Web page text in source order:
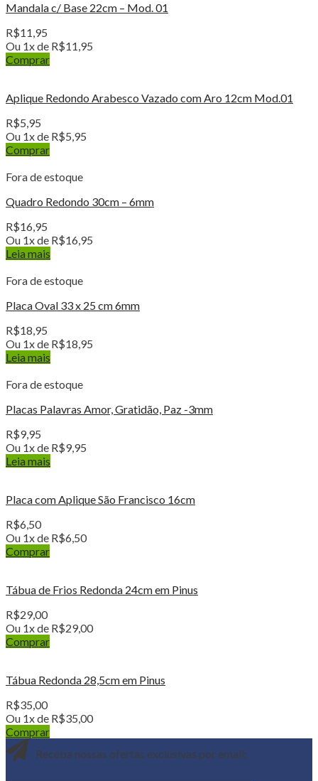
Mandala c/ Base 22cm – Mod. 01
R$11,95
Ou 1x de R$11,95
Comprar
Aplique Redondo Arabesco Vazado com Aro 12cm Mod.01
R$5,95
Ou 1x de R$5,95
Comprar
Fora de estoque
Quadro Redondo 30cm – 6mm
R$16,95
Ou 1x de R$16,95
Leia mais
Fora de estoque
Placa Oval 33 x 25 cm 6mm
R$18,95
Ou 1x de R$18,95
Leia mais
Fora de estoque
Placas Palavras Amor, Gratidão, Paz -3mm
R$9,95
Ou 1x de R$9,95
Leia mais
Placa com Aplique São Francisco 16cm
R$6,50
Ou 1x de R$6,50
Comprar
Tábua de Frios Redonda 24cm em Pinus
R$29,00
Ou 1x de R$29,00
Comprar
Tábua Redonda 28,5cm em Pinus
R$35,00
Ou 1x de R$35,00
Comprar
Receba nossas ofertas exclusivas por email: